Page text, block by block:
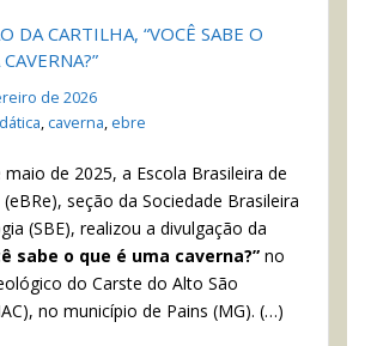
DA CARTILHA, “VOCÊ SABE O
de 2026
, caverna, ebre
de 2025, a Escola Brasileira de
seção da Sociedade Brasileira
(SBE), realizou a divulgação da
sabe o que é uma caverna?” no
do Carste do Alto São
no município de Pains (MG). (…)